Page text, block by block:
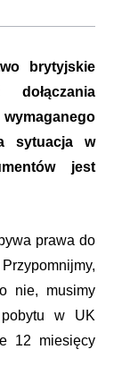
brytyjskie
sytuacja w
jest
prawa do
nie, musimy
w UK
12 miesięcy